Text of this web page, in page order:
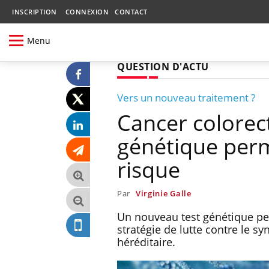
INSCRIPTION CONNEXION CONTACT
Menu
QUESTION D'ACTU
Vers un nouveau traitement ?
Cancer
génétique
risque
Par Virginie Galle
Un nouveau test génétique
stratégie de lutte contre le
héréditaire.